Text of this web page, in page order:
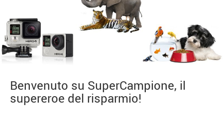
Benvenuto su SuperCampione, il
supereroe del risparmio!